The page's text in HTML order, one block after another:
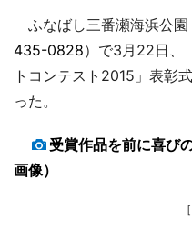
ふなばし三番瀬海浜公園
435-0828）で3月22日、
トコンテスト2015」表彰
った。
受賞作品を前に喜び
画像）